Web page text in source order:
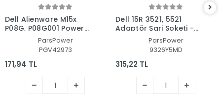
Dell Alienware M15x
P08G, P08G001 Power
Jack - Adaptör Soketi
ParsPower
PGV42973
171,94 TL
Dell 15R 3521, 5521
Adaptör Şarj Soketi -
Dc Power Jack
ParsPower
9326Y5MD
315,22 TL